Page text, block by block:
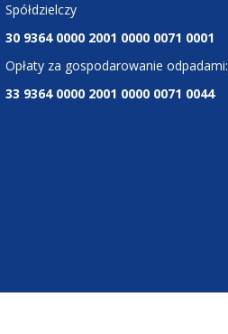
Spółdzielczy
30 9364 0000 2001 0000 0071 0001
Opłaty za gospodarowanie odpadami:
33 9364 0000 2001 0000 0071 0044